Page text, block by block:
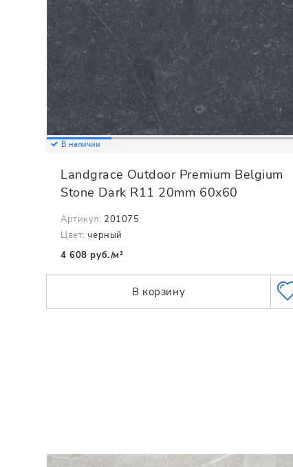
В наличии
Landgrace Outdoor Premium Belgium
Stone Dark R11 20mm 60x60
Артикул: 201075
Цвет: черный
4 608 руб./м²
В корзину